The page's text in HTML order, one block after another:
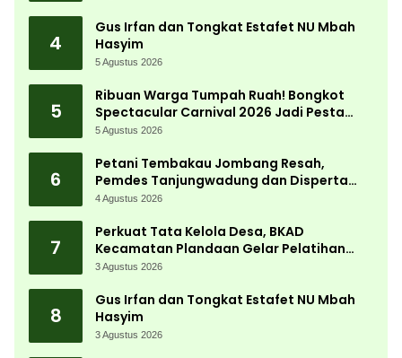
4
Gus Irfan dan Tongkat Estafet NU Mbah
Hasyim
5 Agustus 2026
5
Ribuan Warga Tumpah Ruah! Bongkot
Spectacular Carnival 2026 Jadi Pesta
Kemerdekaan Terbesar di Peterongan
5 Agustus 2026
6
Petani Tembakau Jombang Resah,
Pemdes Tanjungwadung dan Disperta
Bergerak Cepat
4 Agustus 2026
7
Perkuat Tata Kelola Desa, BKAD
Kecamatan Plandaan Gelar Pelatihan
Aparatur Pemdes
3 Agustus 2026
8
Gus Irfan dan Tongkat Estafet NU Mbah
Hasyim
3 Agustus 2026